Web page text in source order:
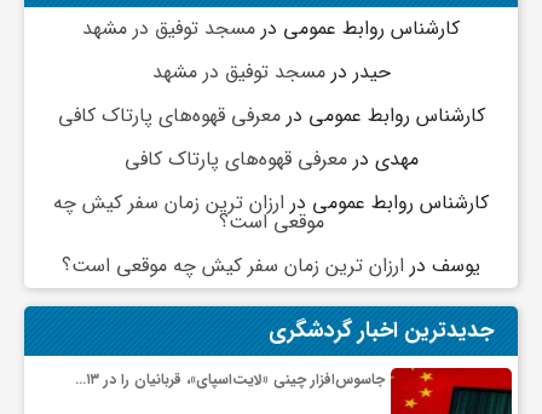
کارشناس روابط عمومی در مسجد توفیق در مشهد
حیدر درمسجد توفیق در مشهد
کارشناس روابط عمومی درمعرفی قهوه‌های پارتاک کافی
مهدی درمعرفی قهوه‌های پارتاک کافی
کارشناس روابط عمومی در ارزان ترین زمان سفر کیش چه
موقعی است؟
یوسف در ارزان ترین زمان سفر کیش چه موقعی است؟
جدیدترین اخبار گردشگری
جاسوس‌افزار چینی «لایت‌اسپای»، قربانیان را در ۱۳…